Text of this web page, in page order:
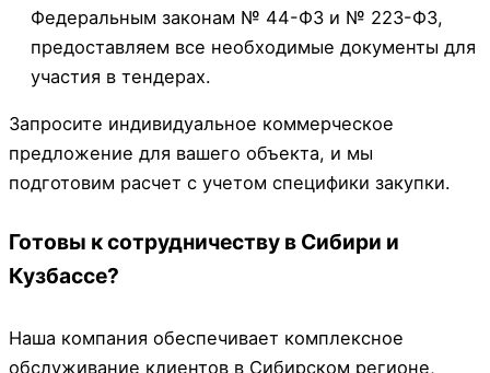
Федеральным законам № 44-ФЗ и № 223-ФЗ,
предоставляем все необходимые документы для
участия в тендерах.
Запросите индивидуальное коммерческое
предложение для вашего объекта, и мы
подготовим расчет с учетом специфики закупки.
Готовы к сотрудничеству в Сибири и
Кузбассе?
Наша компания обеспечивает комплексное
обслуживание клиентов в Сибирском регионе,